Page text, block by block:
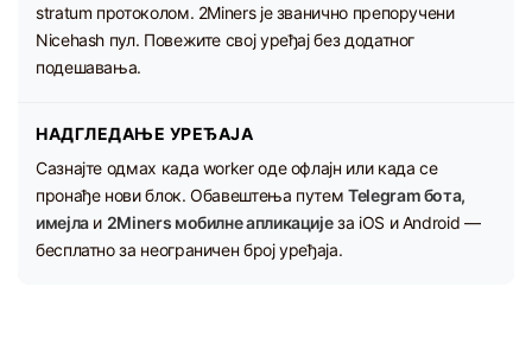
stratum протоколом. 2Miners је званично препоручени
Nicehash пул. Повежите свој уређај без додатног
подешавања.
НАДГЛЕДАЊЕ УРЕЂАЈА
Сазнајте одмах када worker оде офлајн или када се
пронађе нови блок. Обавештења путемTelegram бота,
имејлаи 2Miners мобилне апликацијеза iOS и Android —
бесплатно за неограничен број уређаја.